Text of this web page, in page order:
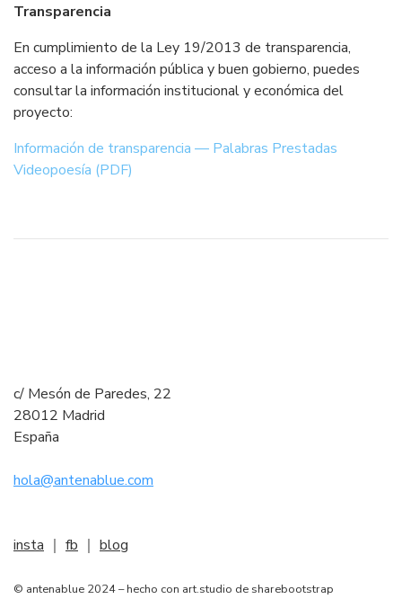
Transparencia
En cumplimiento de la Ley 19/2013 de transparencia,
acceso a la información pública y buen gobierno, puedes
consultar la información institucional y económica del
proyecto:
Información de transparencia — Palabras Prestadas
Videopoesía (PDF)
c/ Mesón de Paredes, 22
28012 Madrid
España
hola@antenablue.com
insta ｜ fb ｜ blog
© antenablue 2024 – hecho con art.studio de sharebootstrap